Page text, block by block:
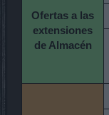
Ofertas a las
extensiones
de Almacén